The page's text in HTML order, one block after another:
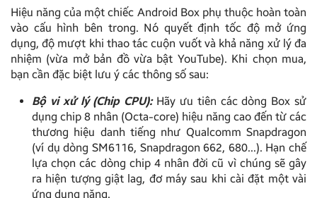
Hiệu năng của một chiếc Android Box phụ thuộc hoàn toàn
vào cấu hình bên trong. Nó quyết định tốc độ mở ứng
dụng, độ mượt khi thao tác cuộn vuốt và khả năng xử lý đa
nhiệm (vừa mở bản đồ vừa bật YouTube). Khi chọn mua,
bạn cần đặc biệt lưu ý các thông số sau:
Bộ vi xử lý (Chip CPU):Hãy ưu tiên các dòng Box sử
dụng chip 8 nhân (Octa-core) hiệu năng cao đến từ các
thương hiệu danh tiếng như Qualcomm Snapdragon
(ví dụ dòng SM6116, Snapdragon 662, 680…). Hạn chế
lựa chọn các dòng chip 4 nhân đời cũ vì chúng sẽ gây
ra hiện tượng giật lag, đơ máy sau khi cài đặt một vài
ứng dụng nặng.